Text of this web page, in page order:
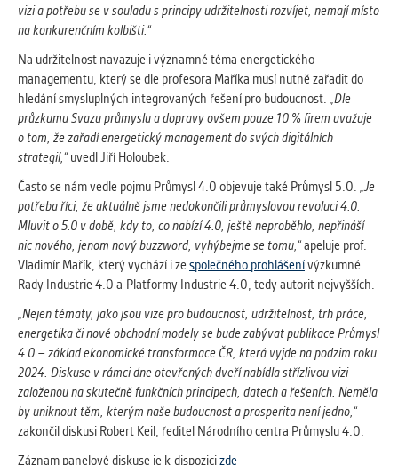
vizi a potřebu se v souladu s principy udržitelnosti rozvíjet, nemají místo
na konkurenčním kolbišti.“
Na udržitelnost navazuje i významné téma energetického
managementu, který se dle profesora Maříka musí nutně zařadit do
hledání smysluplných integrovaných řešení pro budoucnost. „Dle
průzkumu Svazu průmyslu a dopravy ovšem pouze 10 % firem uvažuje
o tom, že zařadí energetický management do svých digitálních
strategií,“uvedl Jiří Holoubek.
Často se nám vedle pojmu Průmysl 4.0 objevuje také Průmysl 5.0. „Je
potřeba říci, že aktuálně jsme nedokončili průmyslovou revoluci 4.0.
Mluvit o 5.0 v době, kdy to, co nabízí 4.0, ještě neproběhlo, nepřináší
nic nového, jenom nový buzzword, vyhýbejme se tomu,“apeluje prof.
Vladimír Mařík, který vychází i ze společného prohlášenívýzkumné
Rady Industrie 4.0 a Platformy Industrie 4.0, tedy autorit nejvyšších.
„Nejen tématy, jako jsou vize pro budoucnost, udržitelnost, trh práce,
energetika či nové obchodní modely se bude zabývat publikace Průmysl
4.0 – základ ekonomické transformace ČR, která vyjde na podzim roku
2024. Diskuse v rámci dne otevřených dveří nabídla střízlivou vizi
založenou na skutečně funkčních principech, datech a řešeních. Neměla
by uniknout těm, kterým naše budoucnost a prosperita není jedno,“
zakončil diskusi Robert Keil, ředitel Národního centra Průmyslu 4.0.
Záznam panelové diskuse je k dispozicizde